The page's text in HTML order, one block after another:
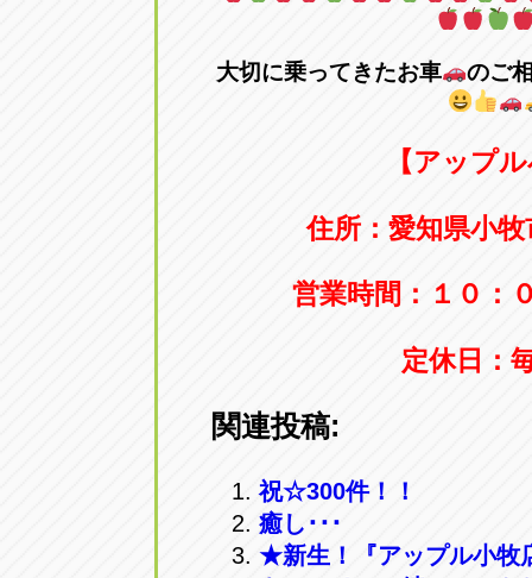
0587-66-
オートフ
052-400-
トラック
愛知県岩倉市大地町長田35-1
愛知県清須市春日砂賀東114
三重
トラック市四日市店
大切に乗ってきたお車 のご
【アップ
住所： 愛知県小
営業時間：１０：
定休日：
関連投稿:
祝☆300件！！
癒し･･･
★新生！『アップル小